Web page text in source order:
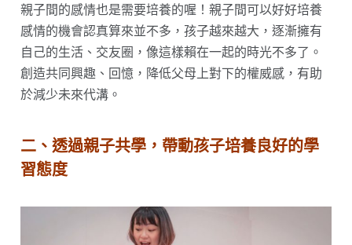
親子間的感情也是需要培養的喔！親子間可以好好培養
感情的機會認真算來並不多，孩子越來越大，逐漸擁有
自己的生活、交友圈，像這樣賴在一起的時光不多了。
創造共同興趣、回憶，降低父母上對下的權威感，有助
於減少未來代溝。
二、透過親子共學，帶動孩子培養良好的學
習態度